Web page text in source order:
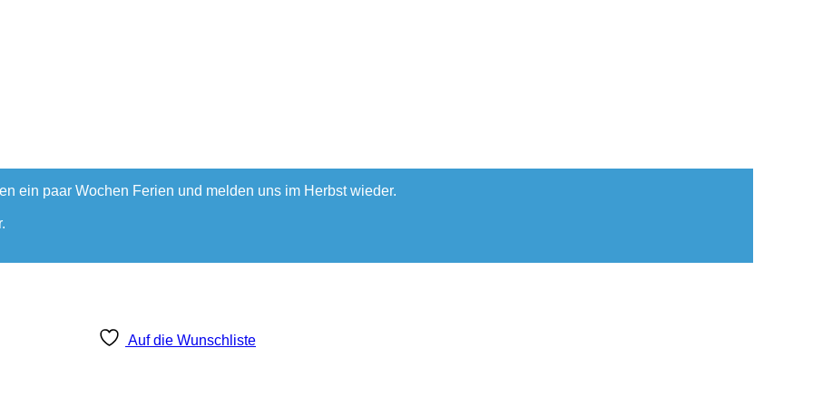
ein paar Wochen Ferien und melden uns im Herbst wieder.
Auf die Wunschliste